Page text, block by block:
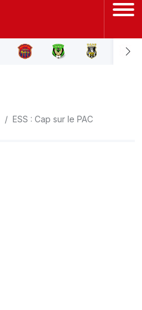
ESS : Cap sur le PAC